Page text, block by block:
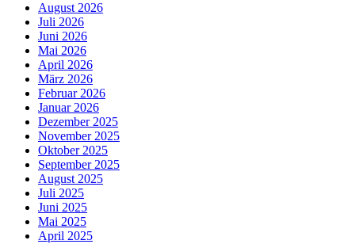
August 2026
Juli 2026
Juni 2026
Mai 2026
April 2026
März 2026
Februar 2026
Januar 2026
Dezember 2025
November 2025
Oktober 2025
September 2025
August 2025
Juli 2025
Juni 2025
Mai 2025
April 2025